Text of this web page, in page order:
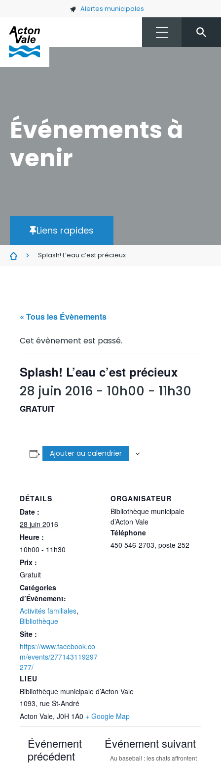
Skip to main content Alertes municipales
Événements à
venir
Liens rapides
Splash! L’eau c’est précieux
« Tous les Évènements
Cet évènement est passé.
Splash! L’eau c’est précieux
28 juin 2016 - 10h00 - 11h30
GRATUIT
Ajouter au calendrier
DÉTAILS
Date :
28 juin 2016
Heure :
10h00 - 11h30
Prix :
Gratuit
Catégories
d’Évènement:
Activités familiales,
Bibliothèque
Site :
https://www.facebook.co
m/events/277143119297
277/
LIEU
Bibliothèque municipale d’Acton Vale
1093, rue St-André
Acton Vale, J0H 1A0 + Google Map
ORGANISATEUR
Bibliothèque municipale
d’Acton Vale
Téléphone
450 546-2703, poste 252
Événement
précédent
Événement suivant
Au baseball : les chats affrontent